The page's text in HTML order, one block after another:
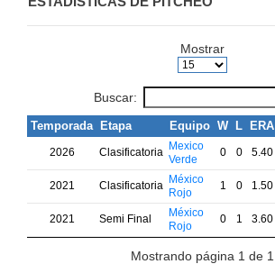
Mostrar
Buscar:
Temporada Etapa Equipo W L ERA
2026 Clasificatoria Mexico
Verde
0 0 5.40
2021 Clasificatoria México
Rojo
1 0 1.50
2021 Semi Final
México
Rojo
0 1 3.60
Mostrando página 1 de 1